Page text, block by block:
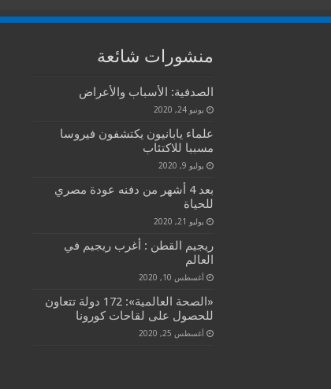
منشورات شائعة
الصدفية: الأسباب والأعراض
يونيو 24, 2020
علماء يابانيون يكتشفون فيروسا
مسببا للاكتئاب
يوليو 9, 2020
بعد 4 أشهر من دفنه عودة مصري
للحياة
يوليو 21, 2020
ريجيم القطن : أغرب ريجيم في
العالم
أغسطس 10, 2020
«الصحة العالمية»: 172 دولة تتعاون
للحصول على لقاحات كورونا
أغسطس 25, 2020